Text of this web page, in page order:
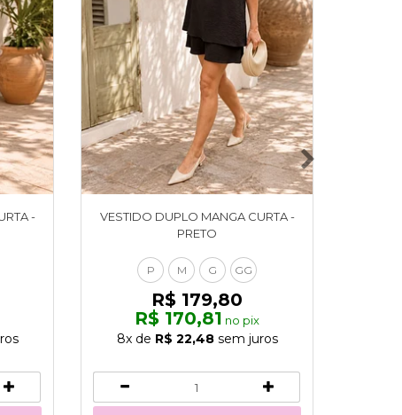
-
VESTIDO DUPLO MANGA CURTA -
PRETO
P M G GG
R$ 179,80
R$ 170,81 no pix
8xde R$ 22,48sem juros